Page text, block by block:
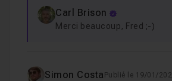
Leçon 9 Animation à
Carl Brison
Merci beaucoup, Fred ;-)
Simon Costa Publié le 19/01/